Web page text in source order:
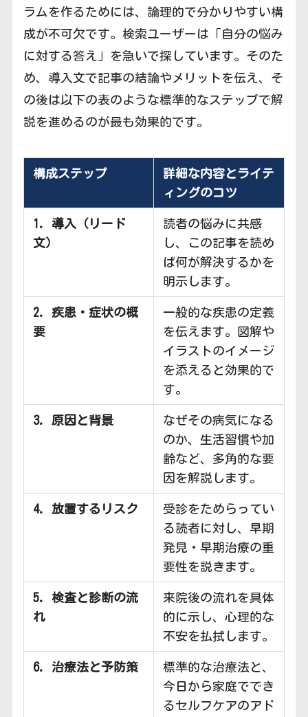
ラムを作るためには、論理的で分かりやすい構
成が不可欠です。検索ユーザーは「自分の悩み
に対する答え」を急いで探しています。そのた
め、導入文で記事の結論やメリットを伝え、そ
の後は以下の表のような標準的なステップで解
説を進めるのが最も効果的です。
構成ステップ
詳細な内容とライテ
ィングのコツ
1. 導入（リード
文）
読者の悩みに共感
し、この記事を読め
ば何が解決するかを
明示します。
2. 疾患・症状の概
要
一般的な疾患の定義
を伝えます。図解や
イラストのイメージ
を添えると効果的で
す。
3. 原因と背景
なぜその病気になる
のか、生活習慣や加
齢など、多角的な要
因を解説します。
4. 放置するリスク
受診をためらってい
る読者に対し、早期
発見・早期治療の重
要性を説きます。
5. 検査と診断の流
れ
来院後の流れを具体
的に示し、心理的な
不安を払拭します。
6. 治療法と予防策
標準的な治療法と、
今日から家庭ででき
るセルフケアのアド